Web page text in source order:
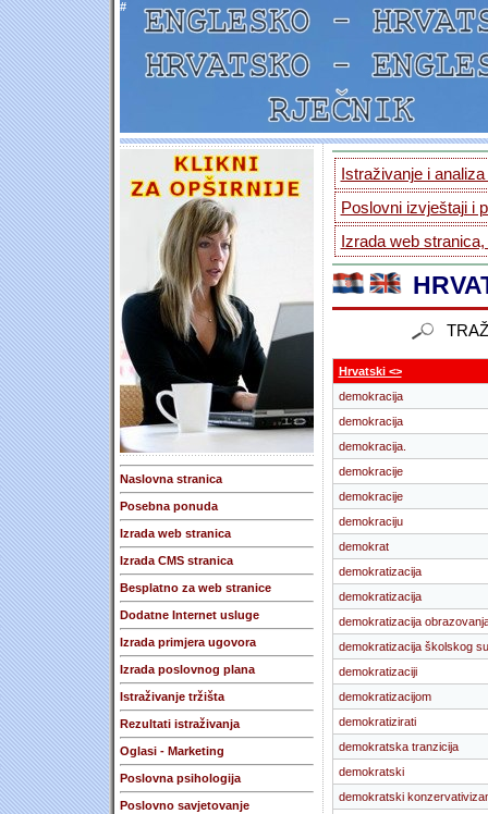
#
Naslovna stranica
Posebna ponuda
Izrada web stranica
Izrada CMS stranica
Besplatno za web stranice
Dodatne Internet usluge
Izrada primjera ugovora
Izrada poslovnog plana
Istraživanje tržišta
Rezultati istraživanja
Oglasi - Marketing
Poslovna psihologija
Poslovno savjetovanje
Istraživanje i
Poslovni izvještaji i
Izrada web
Hrvatski <>
demokracija
demokracija
demokracija.
demokracije
demokracije
demokraciju
demokrat
demokratizacija
demokratizacija
demokratizacija
demokratizacija školskog
demokratizaciji
demokratizacijom
demokratizirati
demokratska tranzicija
demokratski
demokratski